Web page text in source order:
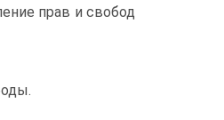
прав и свобод